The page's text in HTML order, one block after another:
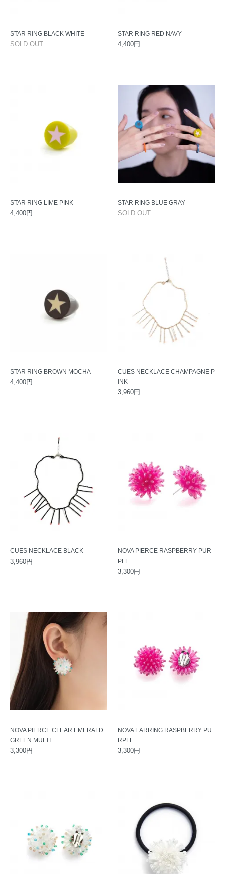
STAR RING BLACK WHITE
SOLD OUT
STAR RING RED NAVY
4,400円
STAR RING LIME PINK
4,400円
STAR RING BLUE GRAY
SOLD OUT
STAR RING BROWN MOCHA
4,400円
CUES NECKLACE CHAMPAGNE P
INK
3,960円
CUES NECKLACE BLACK
3,960円
NOVA PIERCE RASPBERRY PUR
PLE
3,300円
NOVA PIERCE CLEAR EMERALD
GREEN MULTI
3,300円
NOVA EARRING RASPBERRY PU
RPLE
3,300円